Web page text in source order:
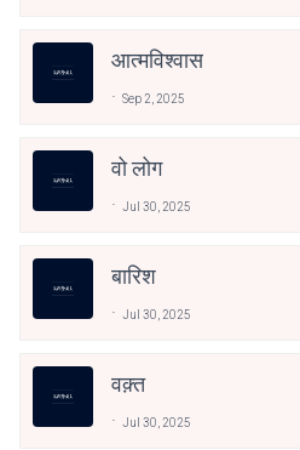
आत्मविश्वास
Sep 2, 2025
वो लोग
Jul 30, 2025
बारिश
Jul 30, 2025
वक़्त
Jul 30, 2025